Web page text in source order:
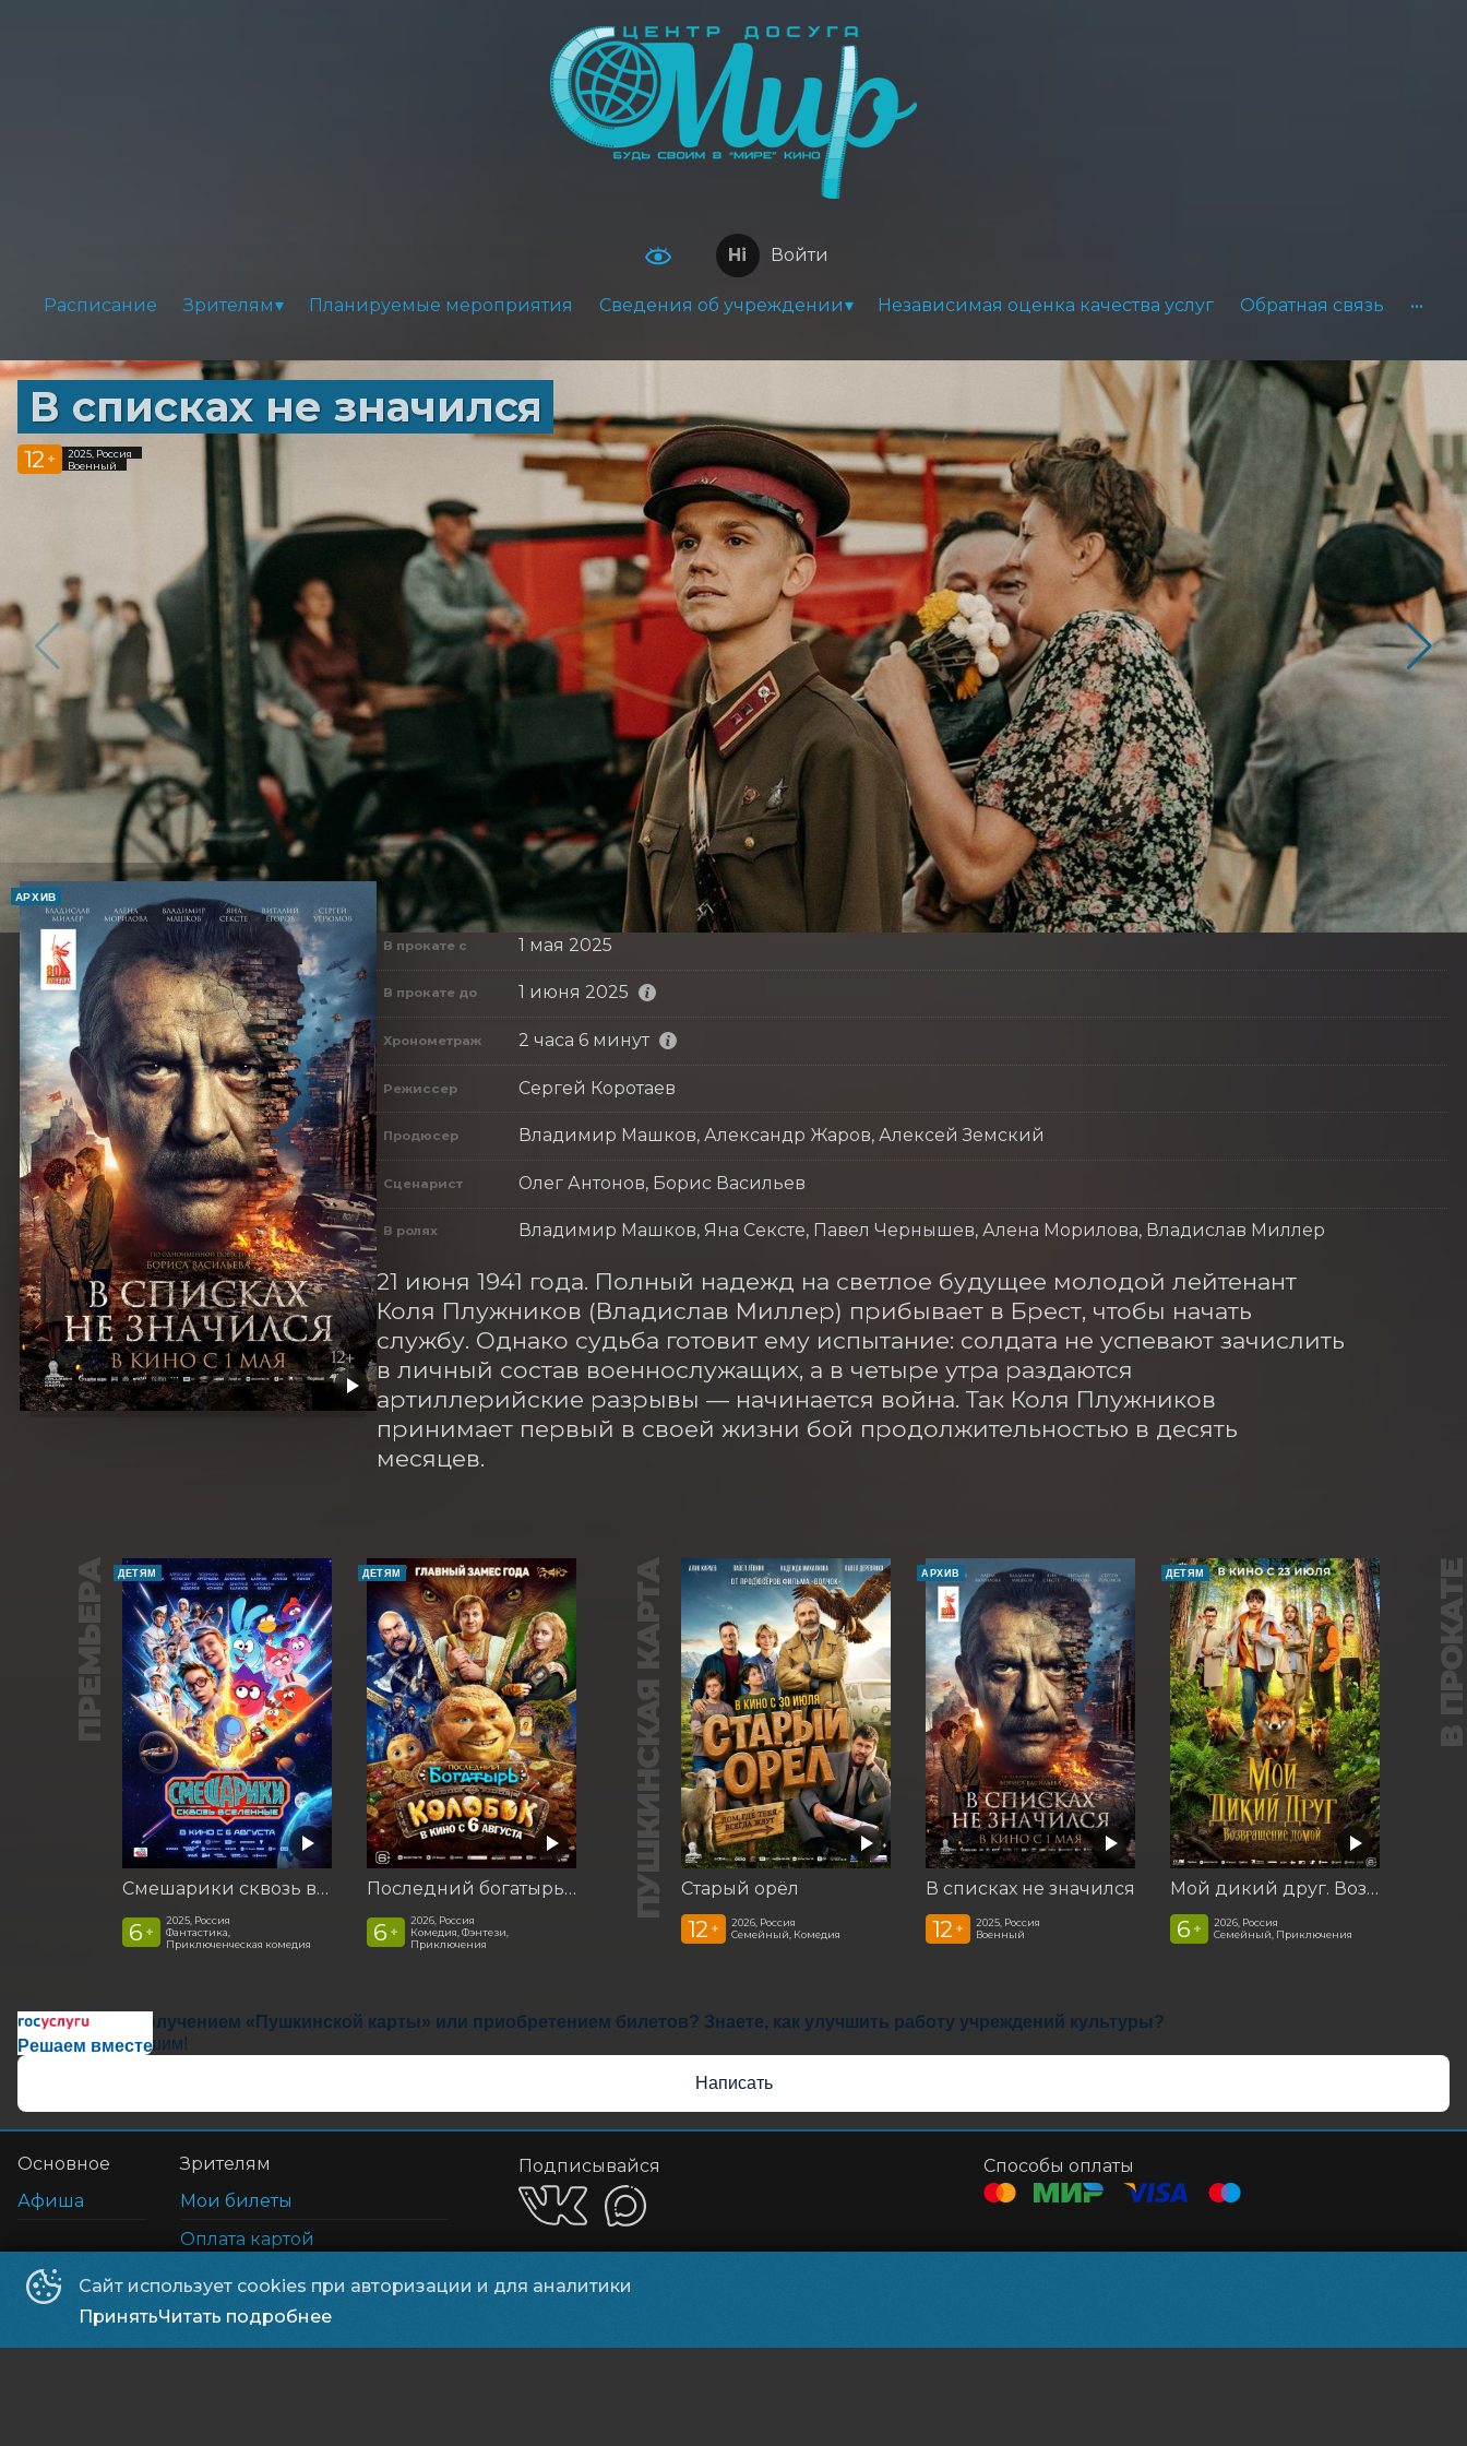
Войти
Расписание Зрителям Планируемые мероприятия Сведения об учреждении Независимая оценка качества услуг Обратная связь •••
В списках не значился
12 +
2025, Россия
Военный
АРХИВ
В прокате с 1 мая 2025
В прокате до 1 июня 2025
Хронометраж 2 часа 6 минут
Режиссер Сергей Коротаев
Продюсер Владимир Машков, Александр Жаров, Алексей Земский
Сценарист Олег Антонов, Борис Васильев
В ролях Владимир Машков, Яна Сексте, Павел Чернышев, Алена Морилова, Владислав Миллер
21 июня 1941 года. Полный надежд на светлое будущее молодой лейтенант
Коля Плужников (Владислав Миллер) прибывает в Брест, чтобы начать
службу. Однако судьба готовит ему испытание: солдата не успевают зачислить
в личный состав военнослужащих, а в четыре утра раздаются
артиллерийские разрывы — начинается война. Так Коля Плужников
принимает первый в своей жизни бой продолжительностью в десять
месяцев.
ПРЕМЬЕРА ДЕТЯМ
Смешарики сквозь вселенные
6 +
2025, Россия
Фантастика,
Приключенческая комедия
ДЕТЯМ
Последний богатырь. Колобок
6 +
2026, Россия
Комедия, Фэнтези,
Приключения
ПУШКИНСКАЯ КАРТА Старый орёл
12 +
2026, Россия
Семейный, Комедия
АРХИВ
В списках не значился
12 +
2025, Россия
Военный
ДЕТЯМ
Мой дикий друг. Возвращение домой
6 +
2026, Россия
Семейный, Приключения
В
Решаем вместе
Сложности с получением «Пушкинской карты» или приобретением билетов? Знаете, как улучшить работу учреждений культуры?
Напишите — решим!
Написать
Сайт использует cookies при авторизации и для аналитики
ПринятьЧитать подробнее
Основное
Афиша
Зрителям
Мои билеты
Оплата картой
Правила и соглашения
Подписывайся
Приложения
Способы оплаты